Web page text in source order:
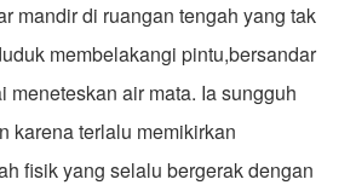
mandir di ruangan tengah yang tak
membelakangi pintu,bersandar
meneteskan air mata. Ia sungguh
karena terlalu memikirkan
fisik yang selalu bergerak dengan